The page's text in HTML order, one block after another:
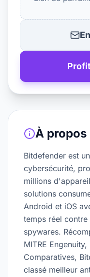
À propos
Bitdefender est
cybersécurité,
millions
solutions
Android et iOS
temps réel
spywares.
MITRE
Comparatives,
classé meilleur